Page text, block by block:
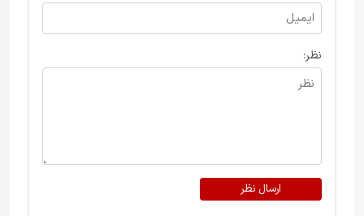
نظر:
ارسال نظر